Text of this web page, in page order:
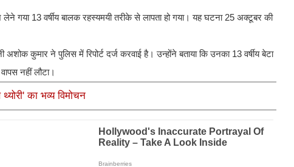
गया 13 वर्षीय बालक रहस्यमयी तरीके से लापता हो गया। यह घटना 25 अक्टूबर की
कुमार ने पुलिस में रिपोर्ट दर्ज करवाई है। उन्होंने बताया कि उनका 13 वर्षीय बेटा
नहीं लौटा।
का भव्य विमोचन